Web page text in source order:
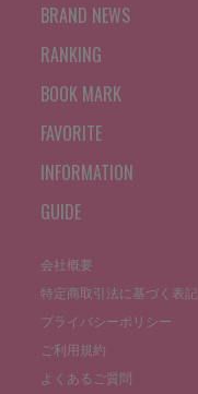
BRAND NEWS
RANKING
BOOK MARK
FAVORITE
INFORMATION
GUIDE
会社概要
特定商取引法に基づく表記
プライバシーポリシー
ご利用規約
よくあるご質問